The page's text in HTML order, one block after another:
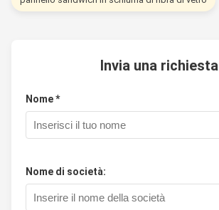
Invia una richiesta
Nome *
Nome di società: